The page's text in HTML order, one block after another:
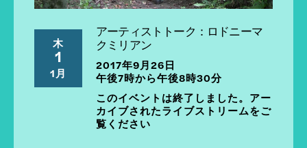
木
1
1月
アーティストトーク：ロドニーマ
クミリアン
2017年9月26日
午後7時から午後8時30分
このイベントは終了しました。アー
カイブされたライブストリームをご
覧ください